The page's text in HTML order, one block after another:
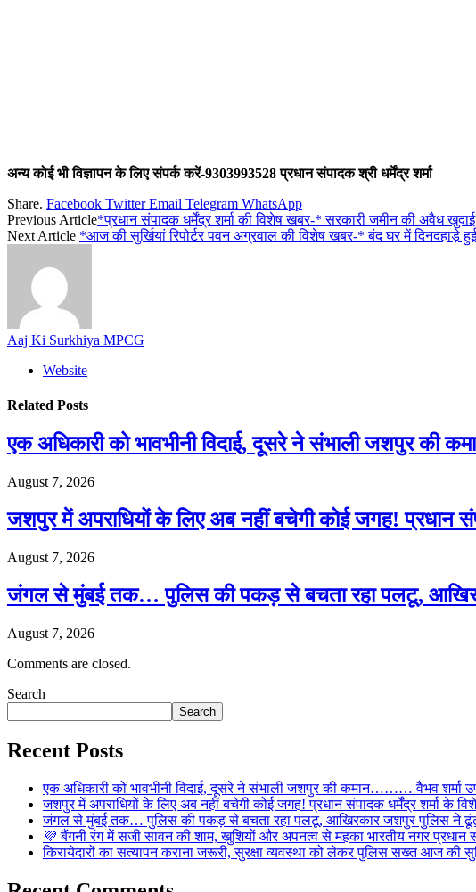
अन्य कोई भी विज्ञापन के लिए संपर्क करें-9303993528 प्रधान संपादक श्री धर्मेंद्र शर्मा
Share. Facebook Twitter Email Telegram WhatsApp
Previous Article*प्रधान संपादक धर्मेंद्र शर्मा की विशेष खबर-* सरकारी जमीन की अवैध
Next Article *आज की सुर्खियां रिपोर्टर पवन अग्रवाल की विशेष खबर-* बंद घर में
Aaj Ki Surkhiya MPCG
Website
Related Posts
एक अधिकारी को भावभीनी विदाई, दूसरे ने संभाली जशपुर की
August 7, 2026
जशपुर में अपराधियों के लिए अब नहीं बचेगी कोई जगह! प्रधान
August 7, 2026
जंगल से मुंबई तक… पुलिस की पकड़ से बचता रहा पलटू,
August 7, 2026
Comments are closed.
Search
Search
Recent Posts
एक अधिकारी को भावभीनी विदाई, दूसरे ने संभाली जशपुर की कमान……… वैभव शर्मा उप
जशपुर में अपराधियों के लिए अब नहीं बचेगी कोई जगह! प्रधान संपादक धर्मेंद्र शर्मा के
जंगल से मुंबई तक… पुलिस की पकड़ से बचता रहा पलटू, आखिरकार जशपुर पुलिस ने
💜 बैंगनी रंग में सजी सावन की शाम, खुशियों और अपनत्व से महका भारतीय नगर प्रधान
किरायेदारों का सत्यापन कराना जरूरी, सुरक्षा व्यवस्था को लेकर पुलिस सख्त आज